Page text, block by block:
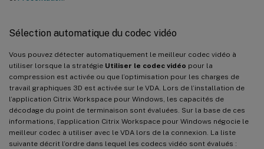
Sélection automatique du codec vidéo
Vous pouvez détecter automatiquement le meilleur codec vidéo à
utiliser lorsque la stratégie Utiliser le codec vidéo pour la
compression est activée ou que l’optimisation pour les charges de
travail graphiques 3D est activée sur le VDA. Lors de l’installation de
l’application Citrix Workspace pour Windows, les capacités de
décodage du point de terminaison sont évaluées. Sur la base de ces
informations, l’application Citrix Workspace pour Windows négocie le
meilleur codec à utiliser avec le VDA lors de la connexion. La liste
suivante décrit l’ordre dans lequel les codecs vidéo sont évalués :